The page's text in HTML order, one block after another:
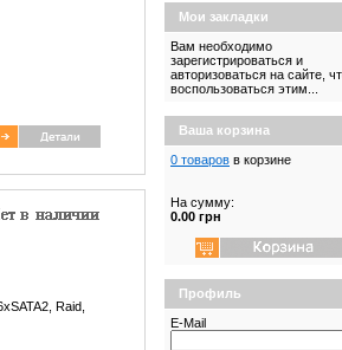
Raid,
Мои закладки
Вам необходимо
зарегистрироваться и
авторизоваться на сайте,
воспользоваться этим...
Ваша корзина
0 товаров в корзине
На сумму:
0.00 грн
Профиль
E-Mail